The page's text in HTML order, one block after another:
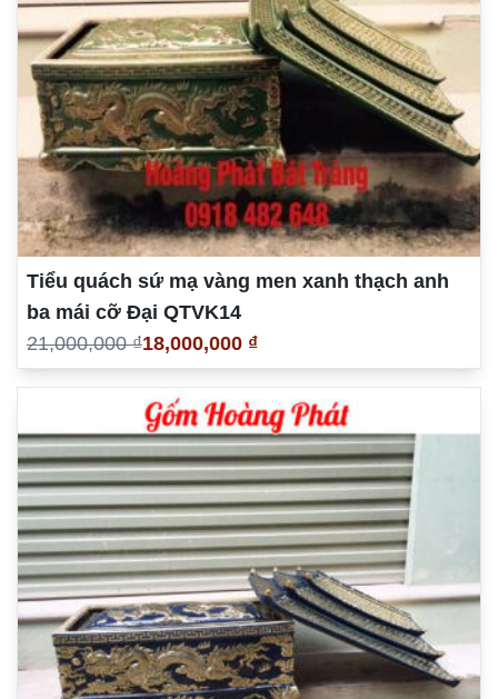
Tiểu quách sứ mạ vàng men xanh thạch anh
ba mái cỡ Đại QTVK14
21,000,000 ₫18,000,000 ₫